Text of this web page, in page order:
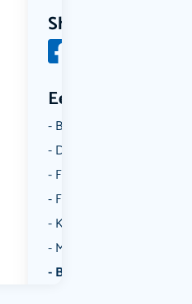
Share
Een aantal
Borrelen
Dansen
Fietsen
Film
Kunst & Cultuur
Muziek
Bekijk alle categorieën